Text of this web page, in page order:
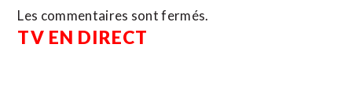
Les commentaires sont fermés.
TV EN DIRECT